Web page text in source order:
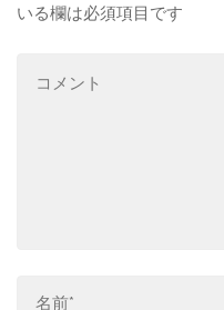
いる欄は必須項目です